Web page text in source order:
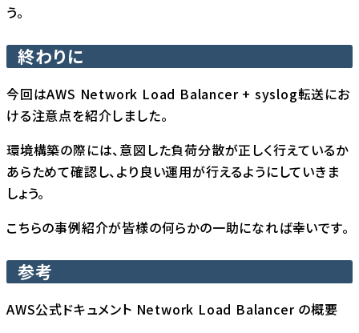
う。
終わりに
今回はAWS Network Load Balancer + syslog転送にお
ける注意点を紹介しました。
環境構築の際には、意図した負荷分散が正しく行えているか
あらためて確認し、より良い運用が行えるようにしていきま
しょう。
こちらの事例紹介が皆様の何らかの一助になれば幸いです。
参考
AWS公式ドキュメント Network Load Balancer の概要